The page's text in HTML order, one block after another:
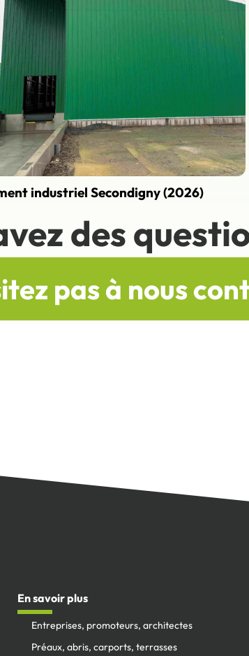
industriel Secondigny (2026)
des
pas à nous
En savoir plus
Entreprises, promoteurs, architectes
Préaux, abris, carports, terrasses